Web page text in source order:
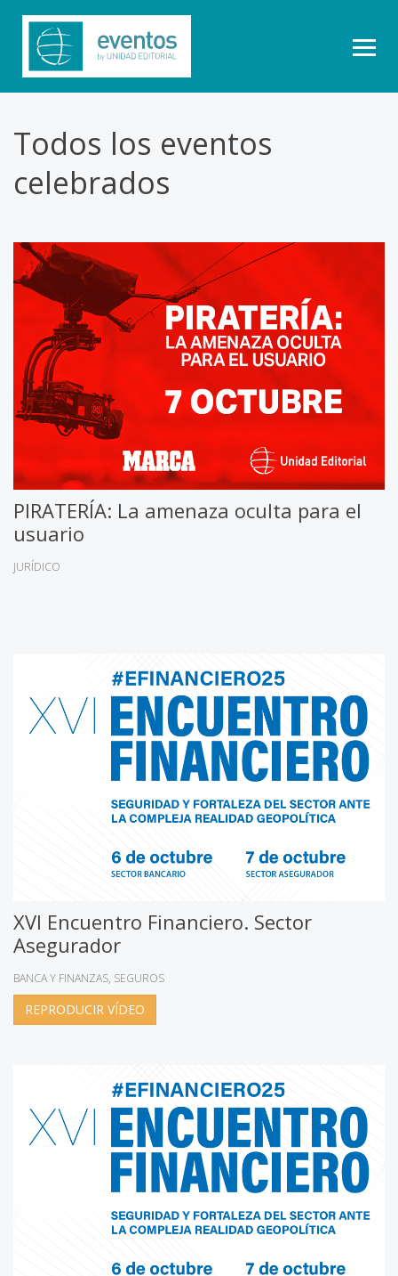
Todos los eventos
celebrados
PIRATERÍA: La amenaza oculta para el
usuario
JURÍDICO
XVI Encuentro Financiero. Sector
Asegurador
BANCA Y FINANZAS SEGUROS
REPRODUCIR VÍDEO